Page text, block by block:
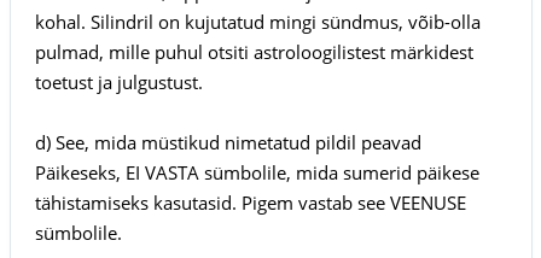
kohal. Silindril on kujutatud mingi sündmus, võib-olla
pulmad, mille puhul otsiti astroloogilistest märkidest
toetust ja julgustust.
d) See, mida müstikud nimetatud pildil peavad
Päikeseks, EI VASTA sümbolile, mida sumerid päikese
tähistamiseks kasutasid. Pigem vastab see VEENUSE
sümbolile.